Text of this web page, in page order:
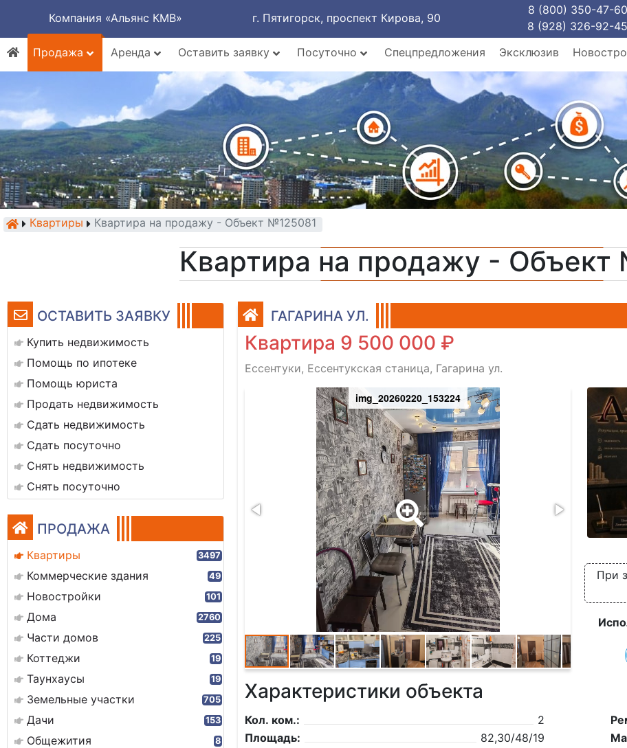
Компания «Альянс КМВ» г. Пятигорск, проспект Кирова, 90
8 (800) 350-47-60
8 (928) 326-92-45
Продажа
Аренда Оставить заявку Посуточно Спецпредложения Эксклюзив
Квартиры Квартира на продажу - Объект №125081
Квартира на продажу - Объект
ОСТАВИТЬ ЗАЯВКУ
Купить недвижимость
Помощь по ипотеке
Помощь юриста
Продать недвижимость
Сдать недвижимость
Сдать посуточно
Снять недвижимость
Снять посуточно
ПРОДАЖА
Квартиры 3497
Коммерческие здания 49
Новостройки 101
Дома 2760
Части домов 225
Коттеджи 19
Таунхаусы 19
Земельные участки 705
Дачи 153
Общежития 8
ГАГАРИНА УЛ.
Квартира 9 500 000 ₽
Ессентуки, Ессентукская станица, Гагарина ул.
img_20260220_153224
img_20260227_144757
При
Характеристики объекта
Кол. ком.:
2
Площадь:
82,30/48/19